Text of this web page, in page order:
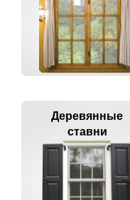
Деревянные
ставни